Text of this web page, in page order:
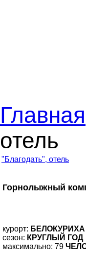
Главная
отель
"Благодать", отель
Горнолыжный
курорт: БЕЛОКУРИХА
сезон: КРУГЛЫЙ ГОД
максимально: 79